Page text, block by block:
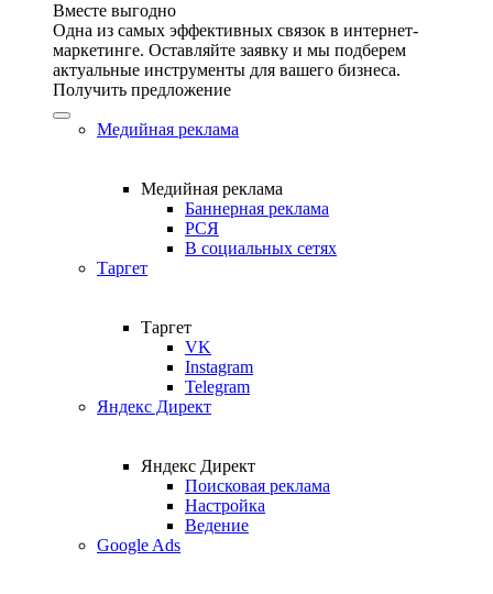
Вместе выгодно
Одна из самых эффективных связок в интернет-
маркетинге. Оставляйте заявку и мы подберем
актуальные инструменты для вашего бизнеса.
Получить предложение
Медийная реклама
Медийная реклама
Баннерная реклама
РСЯ
В социальных сетях
Таргет
Таргет
VK
Instagram
Telegram
Яндекс Директ
Яндекс Директ
Поисковая реклама
Настройка
Ведение
Google Ads